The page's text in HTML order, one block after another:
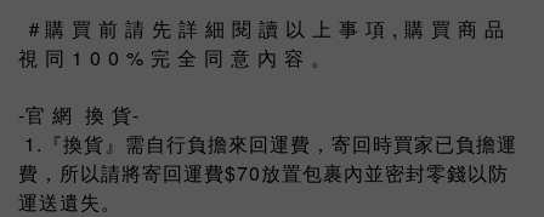
＃購 買 前 請 先 詳 細 閱 讀 以 上 事 項 , 購 買 商 品
視 同 1 0 0 % 完 全 同 意 內 容 。
-官 網 換 貨-
1.『換貨』需自行負擔來回運費，寄回時買家已負擔運
費，所以請將寄回運費$70放置包裹內並密封零錢以防
運送遺失。